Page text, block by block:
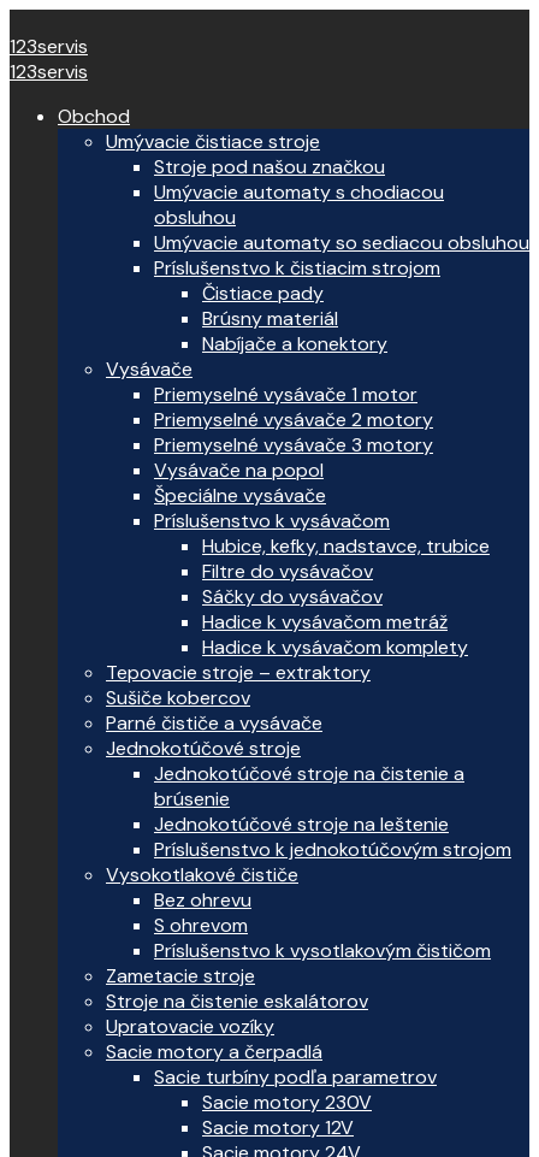
123servis
123servis
Obchod
Umývacie čistiace stroje
Stroje pod našou značkou
Umývacie automaty s chodiacou
obsluhou
Umývacie automaty so sediacou obsluhou
Príslušenstvo k čistiacim strojom
Čistiace pady
Brúsny materiál
Nabíjače a konektory
Vysávače
Priemyselné vysávače 1 motor
Priemyselné vysávače 2 motory
Priemyselné vysávače 3 motory
Vysávače na popol
Špeciálne vysávače
Príslušenstvo k vysávačom
Hubice, kefky, nadstavce, trubice
Filtre do vysávačov
Sáčky do vysávačov
Hadice k vysávačom metráž
Hadice k vysávačom komplety
Tepovacie stroje – extraktory
Sušiče kobercov
Parné čističe a vysávače
Jednokotúčové stroje
Jednokotúčové stroje na čistenie a
brúsenie
Jednokotúčové stroje na leštenie
Príslušenstvo k jednokotúčovým strojom
Vysokotlakové čističe
Bez ohrevu
S ohrevom
Príslušenstvo k vysotlakovým čističom
Zametacie stroje
Stroje na čistenie eskalátorov
Upratovacie vozíky
Sacie motory a čerpadlá
Sacie turbíny podľa parametrov
Sacie motory 230V
Sacie motory 12V